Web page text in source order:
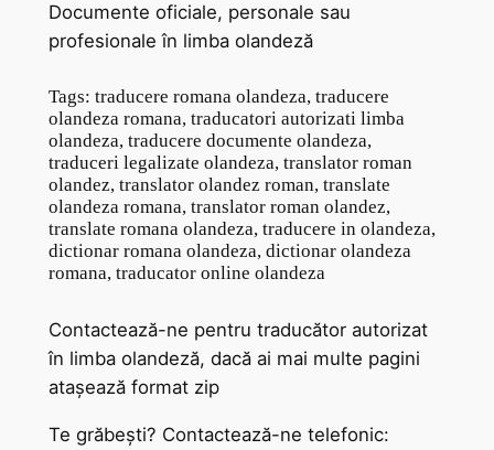
Documente oficiale, personale sau
profesionale în limba olandeză
Tags: traducere romana olandeza, traducere
olandeza romana, traducatori autorizati limba
olandeza, traducere documente olandeza,
traduceri legalizate olandeza, translator roman
olandez, translator olandez roman, translate
olandeza romana, translator roman olandez,
translate romana olandeza, traducere in olandeza,
dictionar romana olandeza, dictionar olandeza
romana, traducator online olandeza
Contactează-ne pentru traducător autorizat
în limba olandeză, dacă ai mai multe pagini
atașează format zip
Te grăbești? Contactează-ne telefonic: